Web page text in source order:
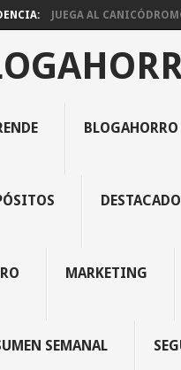
JUEGA AL
BLOGAHORRO
DESTACADO
MARKETING
SEMANAL